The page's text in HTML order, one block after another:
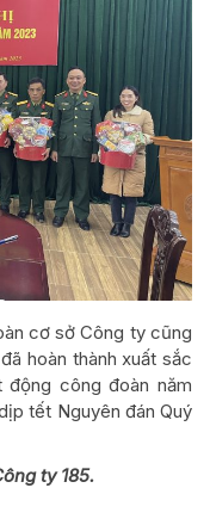
cơ sở Công ty cũng
hoàn thành xuất sắc
công đoàn năm
tết Nguyên đán Quý
ty 185.